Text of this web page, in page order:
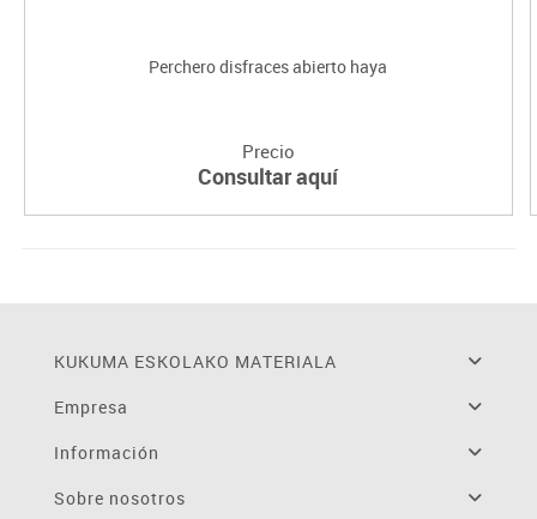
Perchero disfraces abierto haya
Precio
Consultar aquí
KUKUMA ESKOLAKO MATERIALA
Empresa
Información
Sobre nosotros